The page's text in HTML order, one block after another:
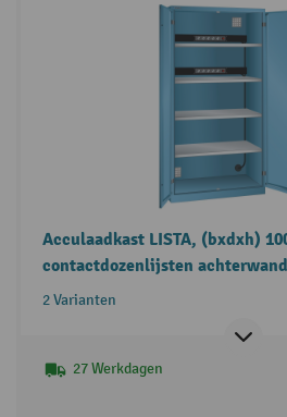
Acculaadkast LISTA, (bxdxh)
contactdozenlijsten
2 Varianten
27 Werkdagen